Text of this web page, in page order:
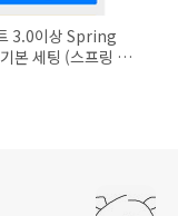
3.0이상 Spring
본 세팅 (스프링 시